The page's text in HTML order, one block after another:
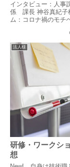
インタビュー：人事
係 課長 神谷真紀子
ム：コロナ禍のモチ
安感が漂っていたコ
で旅行業界の仕事も
画休業を取る人、出
ど、同じように働く
なり...
法人様
研修・ワークシ
想